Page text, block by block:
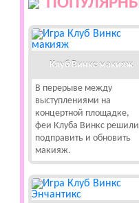
Клуб Винкс макияж
В перерыве между
выступлениями на
концертной площадке,
феи Клуба Винкс решили
подправить и обновить
макияж.